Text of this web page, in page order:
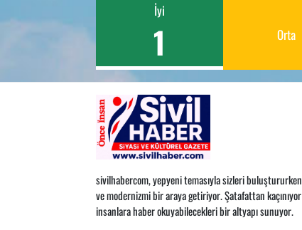
İyi
1 Orta
sivilhabercom, yepyeni temasıyla sizleri
ve modernizmi bir araya getiriyor. Şatafattan
insanlara haber okuyabilecekleri bir altyapı sunuyor.